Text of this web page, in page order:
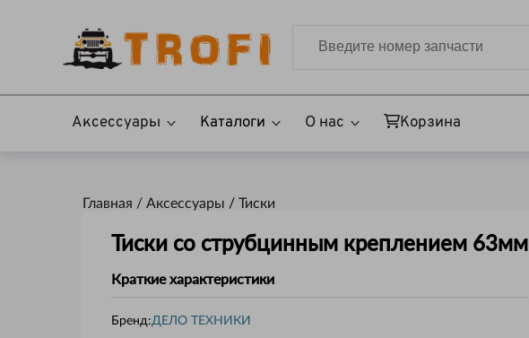
Аксессуары Каталоги О нас Корзина
Главная / Аксессуары / Тиски
Тиски со струбцинным креплением 63мм
Краткие характеристики
Бренд:ДЕЛО ТЕХНИКИ